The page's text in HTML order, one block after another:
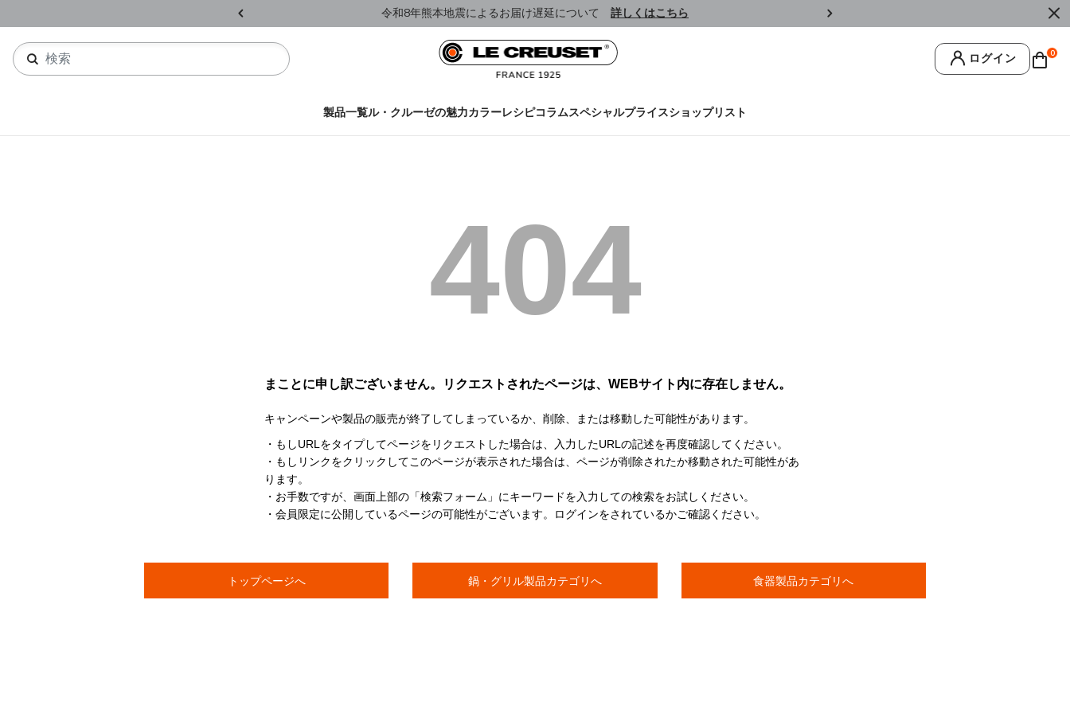
令和8年熊本地震によるお届け遅延について 詳しくはこちら ￥
ログイン 0
製品一覧ル・クルーゼの魅力カラーレシピコラムスペシャルプライスショップリスト
404
まことに申し訳ございません。リクエストされたページは、WEBサイト内に存在しません。
キャンペーンや製品の販売が終了してしまっているか、削除、または移動した可能性があります。
・もしURLをタイプしてページをリクエストした場合は、入力したURLの記述を再度確認してください。
・もしリンクをクリックしてこのページが表示された場合は、ページが削除されたか移動された可能性があ
ります。
・お手数ですが、画面上部の「検索フォーム」にキーワードを入力しての検索をお試しください。
・会員限定に公開しているページの可能性がございます。ログインをされているかご確認ください。
トップページへ 鍋・グリル製品カテゴリへ 食器製品カテゴリへ